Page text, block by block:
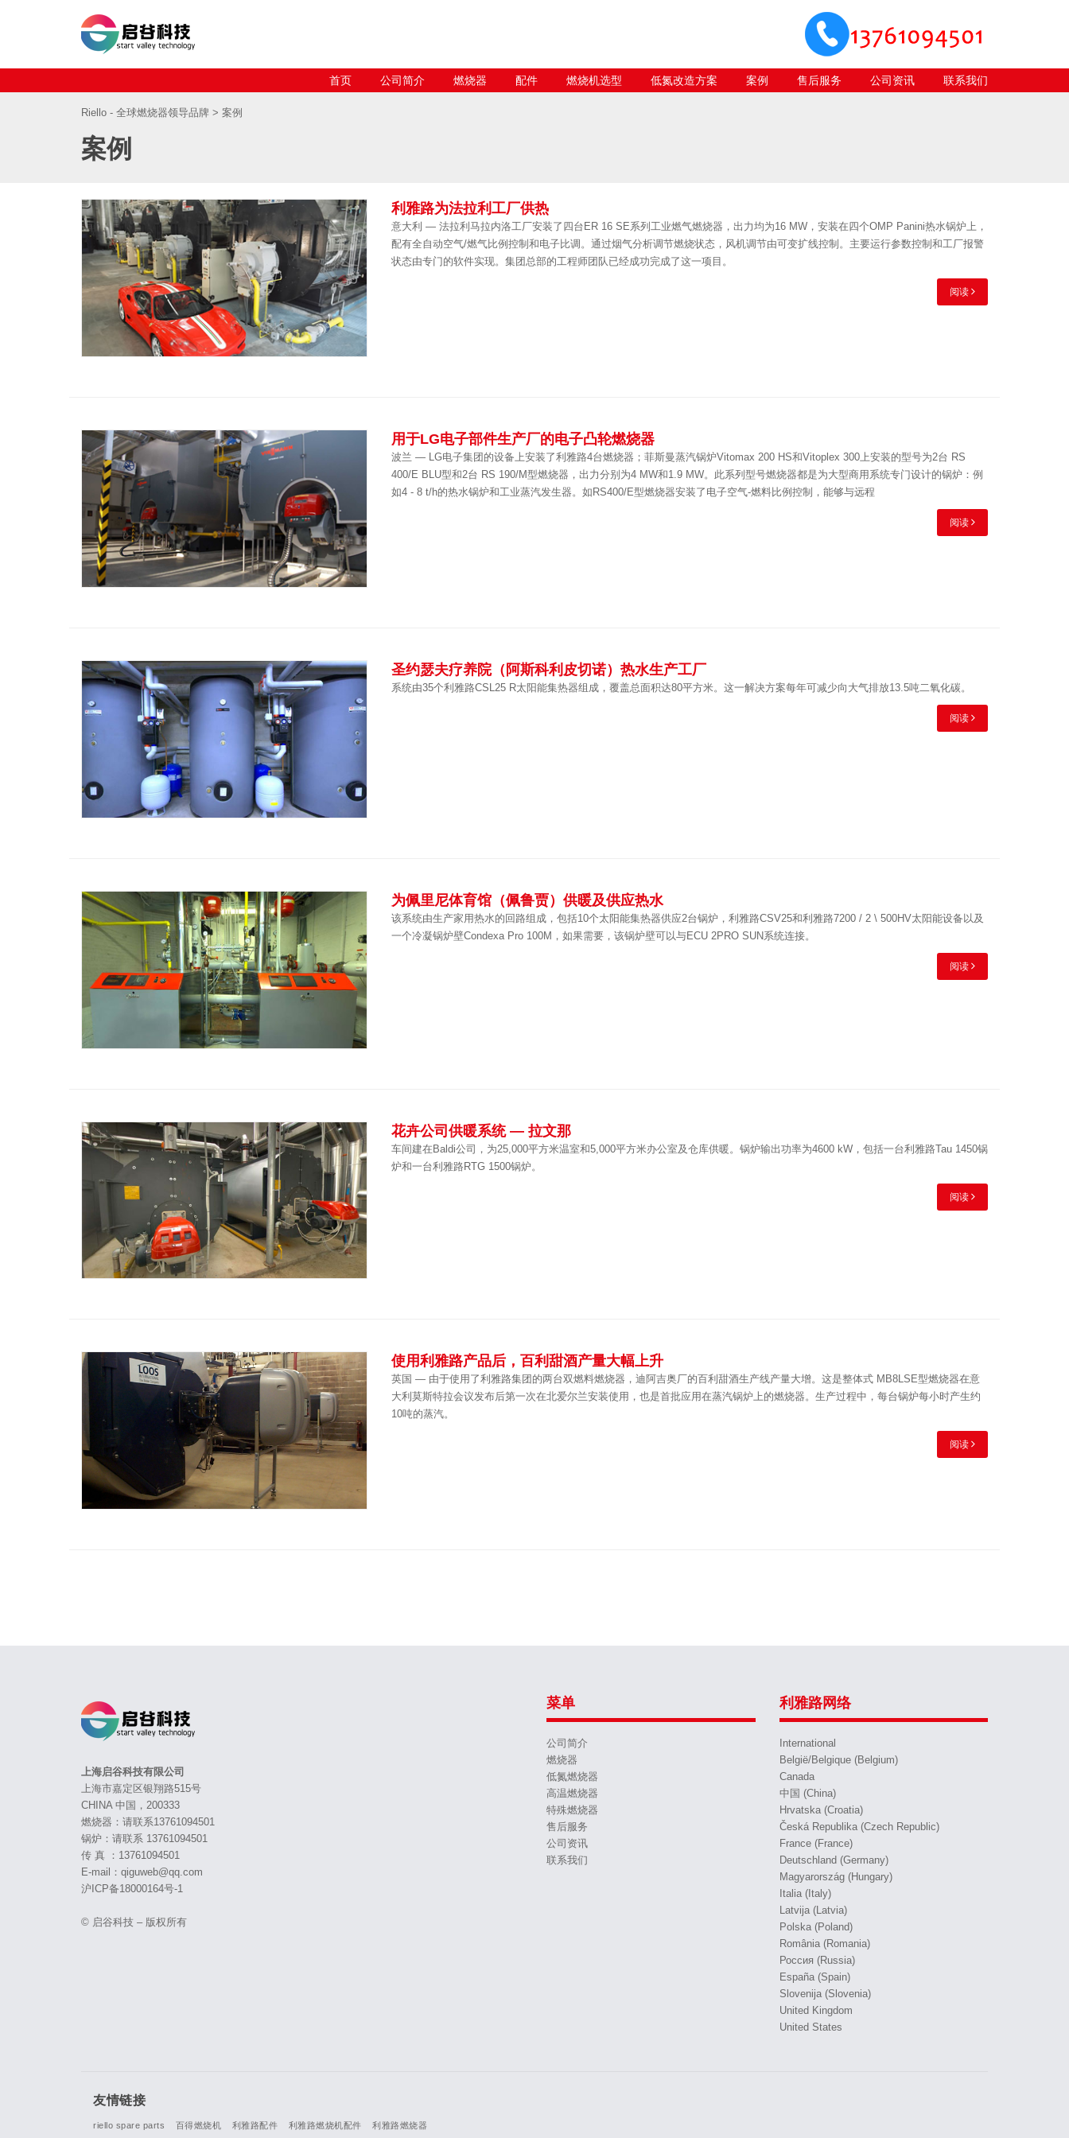
首页 公司简介 燃烧器 配件 燃烧机选型 低氮改造方案 案例 售后服务 公司资讯 联系我们
Riello - 全球燃烧器领导品牌 > 案例
案例
利雅路为法拉利工厂供热
意大利 — 法拉利马拉内洛工厂安装了四台ER 16 SE系列工业燃气燃烧器，出力均为16 MW，安装在四个OMP Panini热水锅炉上，
配有全自动空气/燃气比例控制和电子比调。通过烟气分析调节燃烧状态，风机调节由可变扩线控制。主要运行参数控制和工厂报警
状态由专门的软件实现。集团总部的工程师团队已经成功完成了这一项目。
阅读
用于LG电子部件生产厂的电子凸轮燃烧器
波兰 — LG电子集团的设备上安装了利雅路4台燃烧器；菲斯曼蒸汽锅炉Vitomax 200 HS和Vitoplex 300上安装的型号为2台 RS
400/E BLU型和2台 RS 190/M型燃烧器，出力分别为4 MW和1.9 MW。此系列型号燃烧器都是为大型商用系统专门设计的锅炉：例
如4 - 8 t/h的热水锅炉和工业蒸汽发生器。如RS400/E型燃烧器安装了电子空气-燃料比例控制，能够与远程
阅读
圣约瑟夫疗养院（阿斯科利皮切诺）热水生产工厂
系统由35个利雅路CSL25 R太阳能集热器组成，覆盖总面积达80平方米。这一解决方案每年可减少向大气排放13.5吨二氧化碳。
阅读
为佩里尼体育馆（佩鲁贾）供暖及供应热水
该系统由生产家用热水的回路组成，包括10个太阳能集热器供应2台锅炉，利雅路CSV25和利雅路7200 / 2 \ 500HV太阳能设备以及
一个冷凝锅炉壁Condexa Pro 100M，如果需要，该锅炉壁可以与ECU 2PRO SUN系统连接。
阅读
花卉公司供暖系统 — 拉文那
车间建在Baldi公司，为25,000平方米温室和5,000平方米办公室及仓库供暖。锅炉输出功率为4600 kW，包括一台利雅路Tau 1450锅
炉和一台利雅路RTG 1500锅炉。
阅读
使用利雅路产品后，百利甜酒产量大幅上升
英国 — 由于使用了利雅路集团的两台双燃料燃烧器，迪阿吉奥厂的百利甜酒生产线产量大增。这是整体式 MB8LSE型燃烧器在意
大利莫斯特拉会议发布后第一次在北爱尔兰安装使用，也是首批应用在蒸汽锅炉上的燃烧器。生产过程中，每台锅炉每小时产生约
10吨的蒸汽。
阅读
上海启谷科技有限公司
上海市嘉定区银翔路515号
CHINA 中国，200333
燃烧器：请联系13761094501
锅炉：请联系 13761094501
传 真 ：13761094501
E-mail：qiguweb@qq.com
沪ICP备18000164号-1
© 启谷科技 – 版权所有
菜单
公司简介
燃烧器
低氮燃烧器
高温燃烧器
特殊燃烧器
售后服务
公司资讯
联系我们
利雅路网络
International
België/Belgique (Belgium)
Canada
中国 (China)
Hrvatska (Croatia)
Česká Republika (Czech Republic)
France (France)
Deutschland (Germany)
Magyarország (Hungary)
Italia (Italy)
Latvija (Latvia)
Polska (Poland)
România (Romania)
Россия (Russia)
España (Spain)
Slovenija (Slovenia)
United Kingdom
United States
友情链接
riello spare parts 百得燃烧机 利雅路配件 利雅路燃烧机配件 利雅路燃烧器